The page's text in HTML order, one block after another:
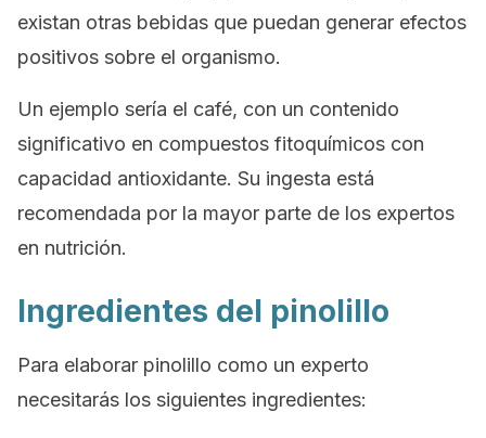
existan otras bebidas que puedan generar efectos
positivos sobre el organismo.
Un ejemplo sería el café, con un contenido
significativo en compuestos fitoquímicos con
capacidad antioxidante. Su ingesta está
recomendada por la mayor parte de los expertos
en nutrición.
Ingredientes del pinolillo
Para elaborar pinolillo como un experto
necesitarás los siguientes ingredientes: